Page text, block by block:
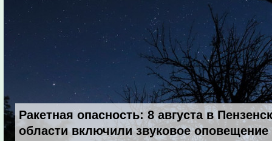
Ракетная опасность: 8 августа в
области включили звуковое оповещение